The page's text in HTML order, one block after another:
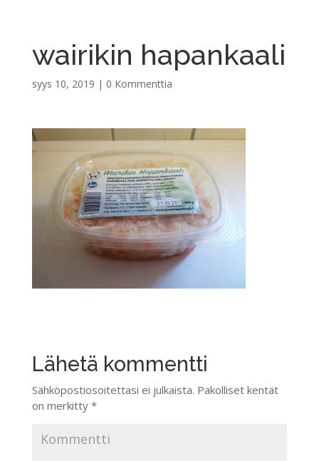
wairikin hapankaali
syys 10, 2019 | 0 Kommenttia
Lähetä kommentti
Sähköpostiosoitettasi ei julkaista. Pakolliset kentät
on merkitty *